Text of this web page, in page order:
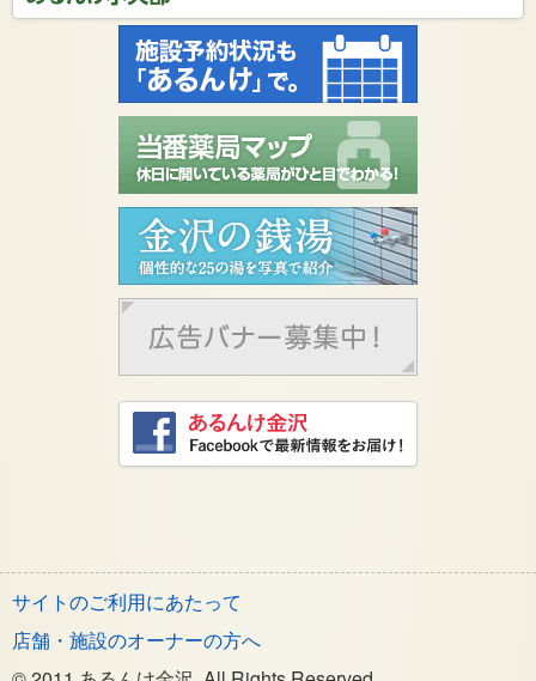
サイトのご利用にあたって
店舗・施設のオーナーの方へ